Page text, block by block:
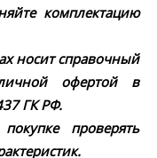
комплектацию
носит справочный
офертой в
ГК РФ.
проверять